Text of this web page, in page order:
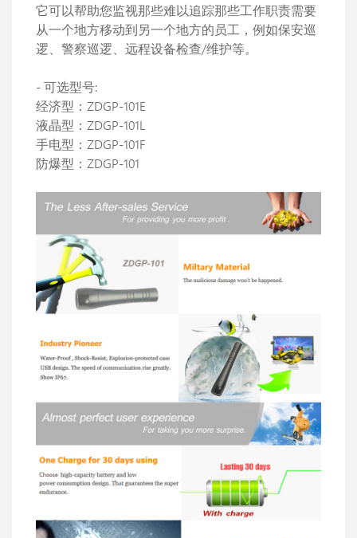
它可以帮助您监视那些难以追踪那些工作职责需要
从一个地方移动到另一个地方的员工，例如保安巡
逻、警察巡逻、远程设备检查/维护等。
- 可选型号:
经济型：ZDGP-101E
液晶型：ZDGP-101L
手电型：ZDGP-101F
防爆型：ZDGP-101